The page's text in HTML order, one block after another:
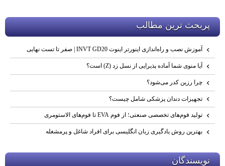
پربحث ترين مطالب
آموزش نصب و راه‌اندازی اینورتر اینوت INVT GD20 | صفر تا تست نهایی
آیا منوی شما آماده پذیرایی از نسل زد (Z) است؟
چرا رزین کدر می‌شود؟
تجهیزات دندان پزشکی شامل چیست؟
تولید فوم‌های تخصصی صنعتی؛ از فوم EVA تا فوم‌های الاستومری
بهترین روش یادگیری زبان انگلیسی برای افراد شاغل و پرمشغله
نويسندگان